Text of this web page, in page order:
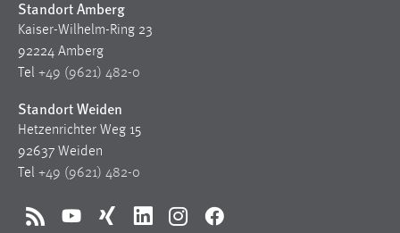
Standort Amberg
Kaiser-Wilhelm-Ring 23
92224 Amberg
Tel +49 (9621) 482-0
Standort Weiden
Hetzenrichter Weg 15
92637 Weiden
Tel +49 (9621) 482-0
RSS YouTubeXing LinkedInInstagramFacebook